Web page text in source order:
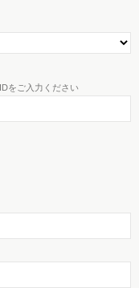
をご入力ください